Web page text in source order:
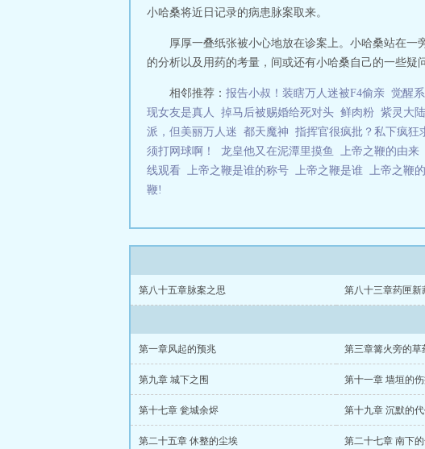
小哈桑将近日记录的病患脉案取来。
厚厚一叠纸张被小心地放在诊案上。小哈桑站在
的分析以及用药的考量，间或还有小哈桑自己的一些疑
相邻推荐： 报告小叔！装瞎万人迷被F4偷亲 觉醒
现女友是真人
掉马后被赐婚给死对头 鲜肉粉 紫灵大陆
派，但美丽万人迷 都天魔神 指挥官很疯批？私下疯狂
须打网球啊！
龙皇他又在泥潭里摸鱼 上帝之鞭的由来
线观看 上帝之鞭是谁的称号 上帝之鞭是谁 上帝之鞭
鞭!
第八十五章脉案之思 第八十三章药匣新
第一章风起的预兆 第三章篝火旁的草
第九章 城下之围 第十一章 墙垣的
第十七章 瓮城余烬 第十九章 沉默的
第二十五章 休整的尘埃 第二十七章 南下的